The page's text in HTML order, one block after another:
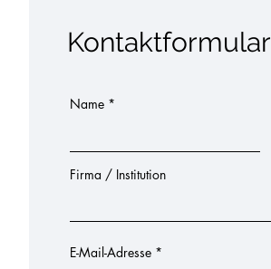
Kontaktformular
Name
Firma / Institution
E-Mail-Adresse